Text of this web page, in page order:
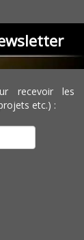
recevoir les
etc.) :